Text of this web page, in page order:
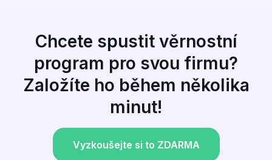
Chcete spustit věrnostní
program pro svou firmu?
Založíte ho během několika
minut!
Vyzkoušejte si to ZDARMA